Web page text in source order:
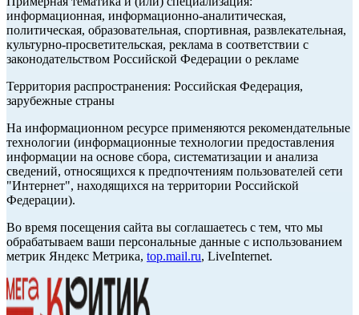
информационная, информационно-аналитическая,
политическая, образовательная, спортивная, развлекательная,
культурно-просветительская, реклама в соответствии с
законодательством Российской Федерации о рекламе
Территория распространения: Российская Федерация,
зарубежные страны
На информационном ресурсе применяются рекомендательные
технологии (информационные технологии предоставления
информации на основе сбора, систематизации и анализа
сведений, относящихся к предпочтениям пользователей сети
"Интернет", находящихся на территории Российской
Федерации).
Во время посещения сайта вы соглашаетесь с тем, что мы
обрабатываем ваши персональные данные с использованием
метрик Яндекс Метрика, top.mail.ru, LiveInternet.